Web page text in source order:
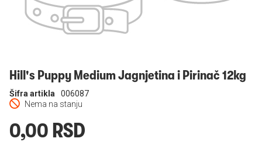
Hill's Puppy Medium Jagnjetina i Pirinač 12kg
Nema na stanju
Šifra artikla 006087
0,00 RSD